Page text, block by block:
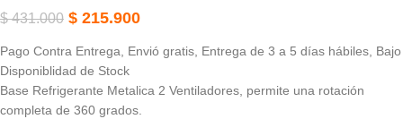
$431.000 $ 215.900
Pago Contra Entrega, Envió gratis, Entrega de 3 a 5 días hábiles, Bajo
Disponiblidad de Stock
Base Refrigerante Metalica 2 Ventiladores, permite una rotación
completa de 360 grados.